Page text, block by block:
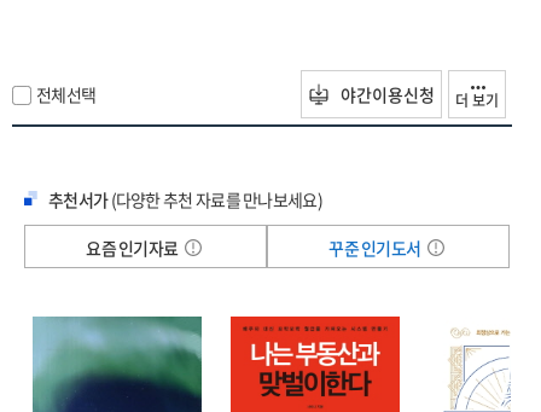
전체선택 야간이용신청 더 보기
추천서가(다양한 추천 자료를 만나보세요)
요즘 인기자료
꾸준 인기도서